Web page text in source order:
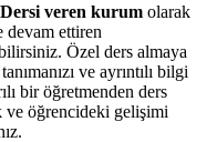
veren kurum olarak
devam ettiren
Özel ders almaya
ve ayrıntılı bilgi
bir öğretmenden ders
ve öğrencideki gelişimi